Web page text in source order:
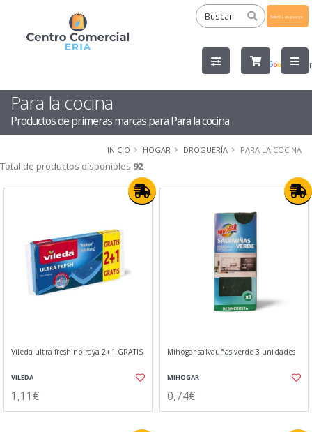
by
Para la cocina
Productos de primeras marcas para Para la cocina
INICIO HOGAR DROGUERÍA PARA LA COCINA
Total de productos disponibles 92
Vileda ultra fresh no raya 2+1 GRATIS
VILEDA
1,11€
Mihogar salvauñas verde 3 unidades
MIHOGAR
0,74€